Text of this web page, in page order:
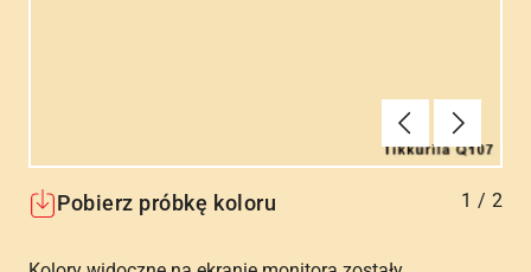
Poprzednie
Dalej
Pobierz próbkę koloru 1 / 2